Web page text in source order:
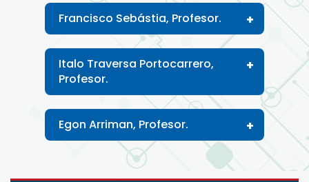
Francisco Sebástia, Profesor.
Italo Traversa Portocarrero,
Profesor.
Egon Arriman, Profesor.